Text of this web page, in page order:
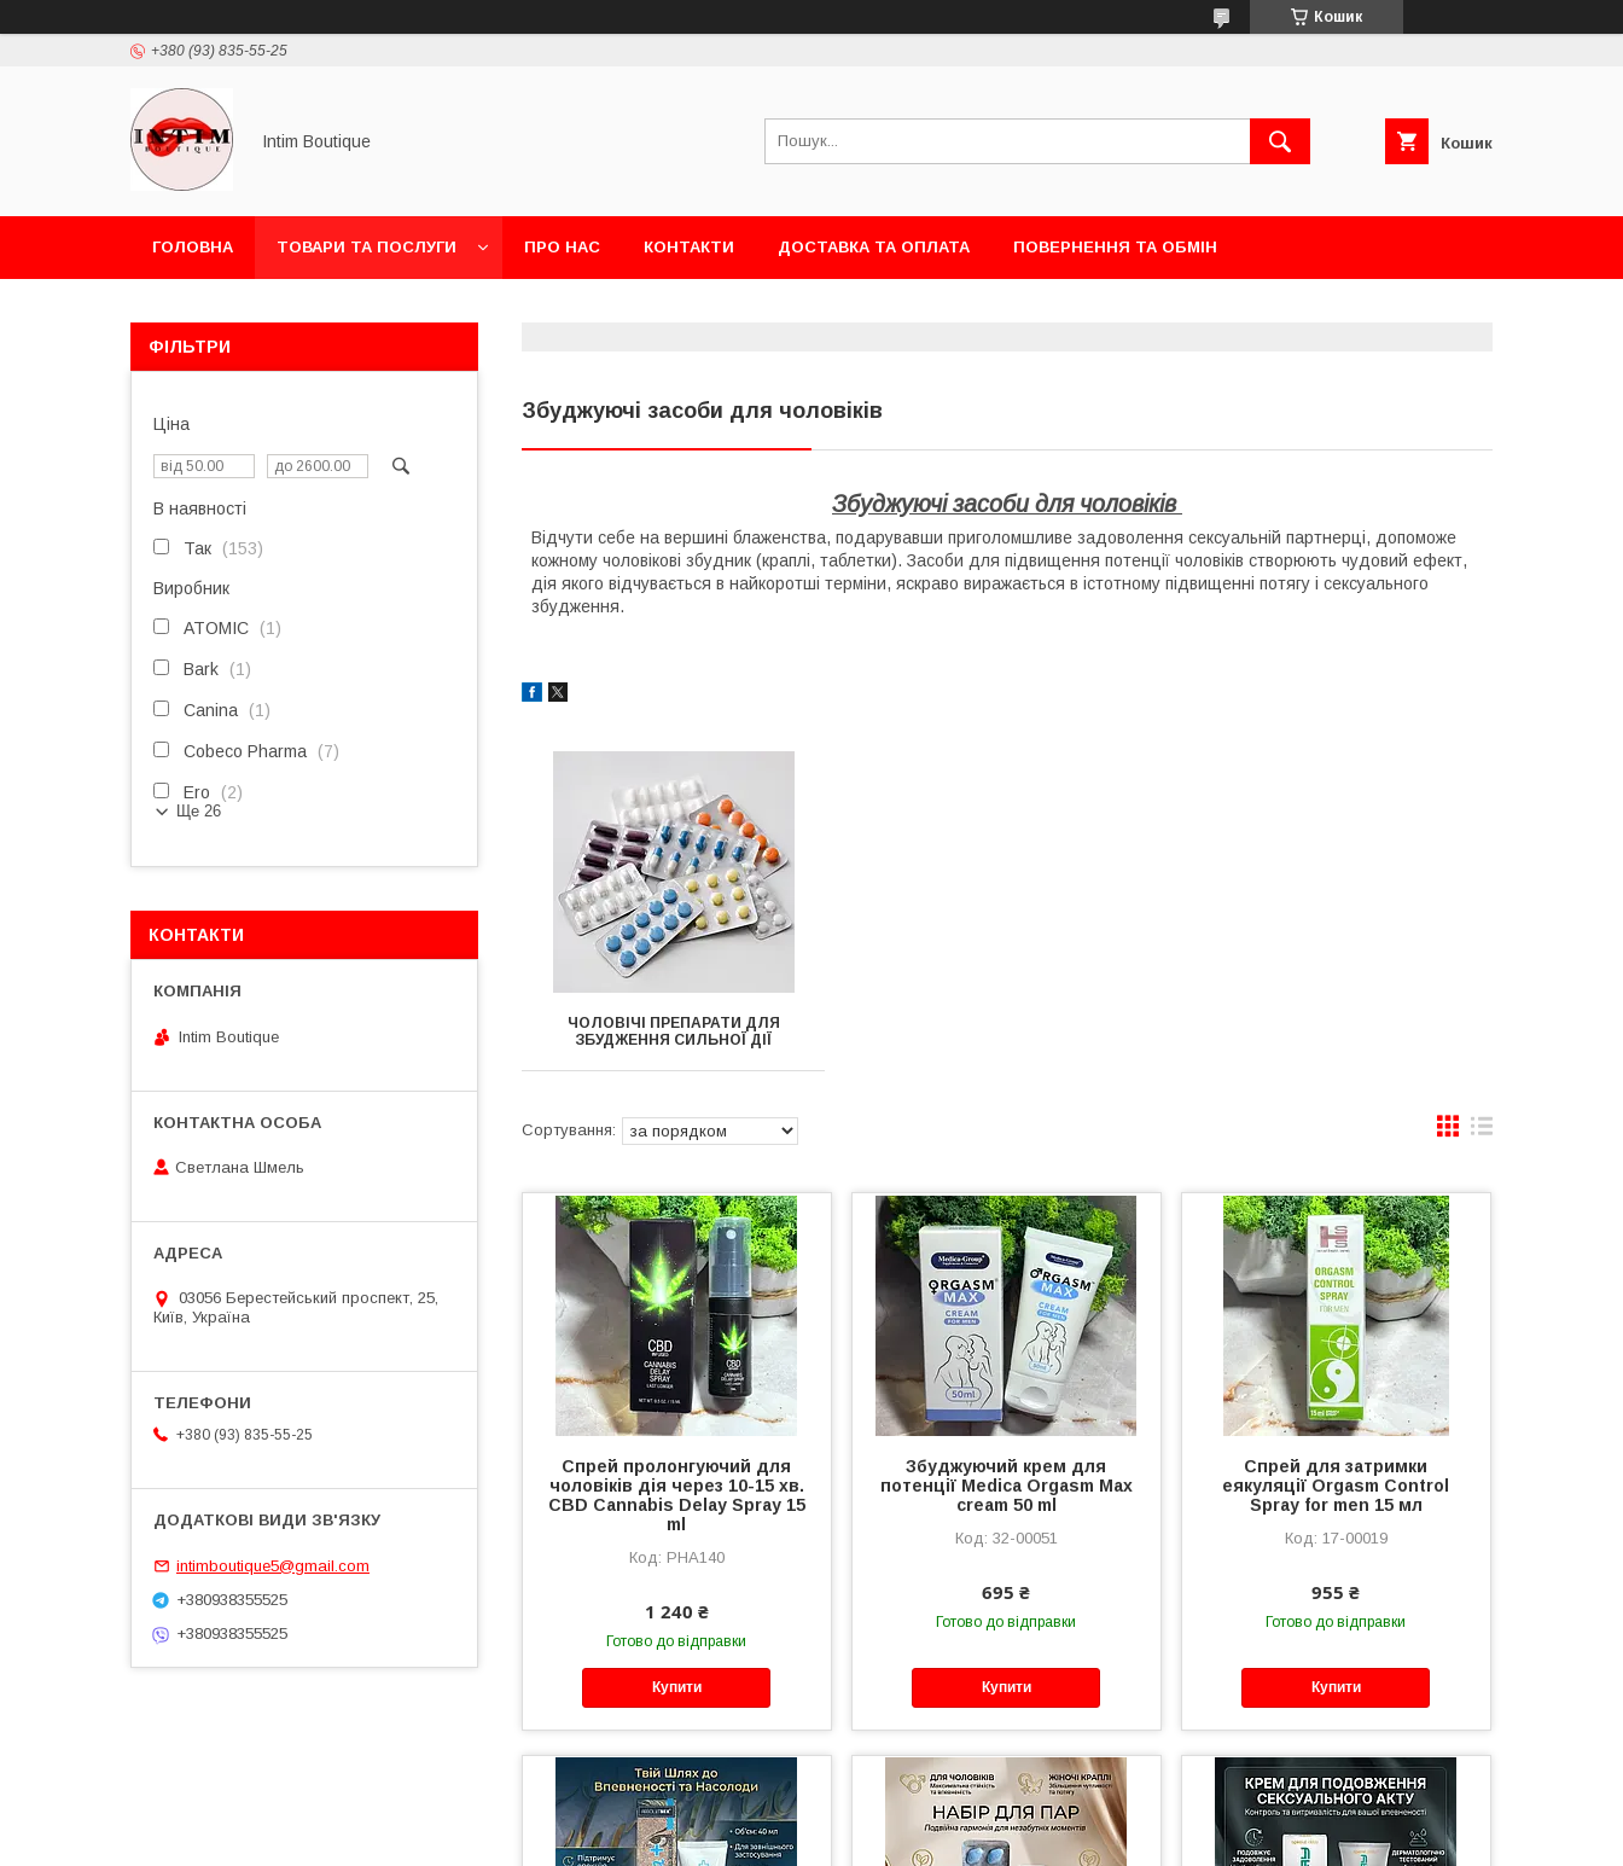
Кошик
+380 (93) 835-55-25
Intim Boutique Кошик
ГОЛОВНА ТОВАРИ ТА ПОСЛУГИ ПРО НАС КОНТАКТИ ДОСТАВКА ТА ОПЛАТА ПОВЕРНЕННЯ ТА ОБМІН
Збуджуючі засоби для чоловіків
Збуджуючі засоби для чоловіків
Відчути себе на вершині блаженства, подарувавши приголомшливе задоволення сексуальній партнерці, допоможе
кожному чоловікові збудник (краплі, таблетки). Засоби для підвищення потенції чоловіків створюють чудовий ефект,
дія якого відчувається в найкоротші терміни, яскраво виражається в істотному підвищенні потягу і сексуального
збудження.
ЧОЛОВІЧІ ПРЕПАРАТИ ДЛЯ
ЗБУДЖЕННЯ СИЛЬНОЇ ДІЇ
Спрей пролонгуючий для
чоловіків дія через 10-15 хв.
CBD Cannabis Delay Spray 15
ml
PHA140
1 240 ₴
Готово до відправки
Купити
Збуджуючий крем для
потенції Medica Orgasm Max
cream 50 ml
32-00051
695 ₴
Готово до відправки
Купити
Спрей для затримки
еякуляції Orgasm Control
Spray for men 15 мл
17-00019
955 ₴
Готово до відправки
Купити
ФІЛЬТРИ
Ціна
В наявності
Так 153
Виробник
ATOMIC 1
Bark 1
Canina 1
Cobeco Pharma 7
Ero 2
Ще 26
КОНТАКТИ
Intim Boutique
Светлана Шмель
03056 Берестейський проспект, 25,
Київ, Україна
+380 (93) 835-55-25
intimboutique5@gmail.com
+380938355525
+380938355525